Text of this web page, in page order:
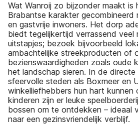
Wat Wanroij zo bijzonder maakt is
Brabantse karakter gecombineerd
en gastvrije inwoners. Het dorp
biedt tegelijkertijd verrassend veel
uitstapjes; bezoek bijvoorbeeld
ambachtelijke streekproducten of
bezienswaardigheden zoals oude
het landschap sieren. In de directe
sfeervolle steden als Boxmeer en
winkelliefhebbers hun hart kunnen
kinderen zijn er leuke
bossen om te ontdekken – ideaal
naar een gezinsvriendelijk verblijf.